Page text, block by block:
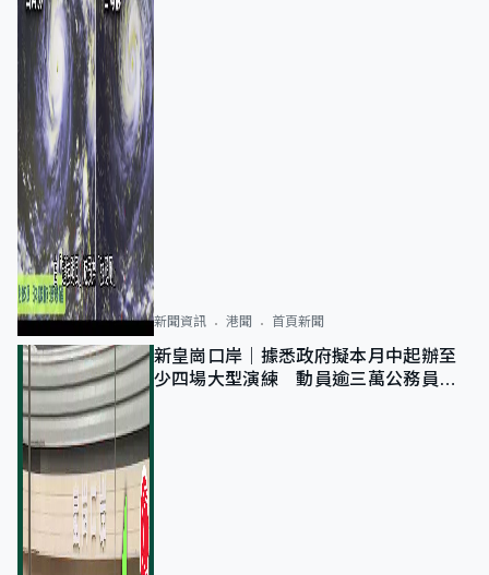
新聞資訊 港聞 首頁新聞
新皇崗口岸｜據悉政府擬本月中起辦至
少四場大型演練 動員逾三萬公務員人